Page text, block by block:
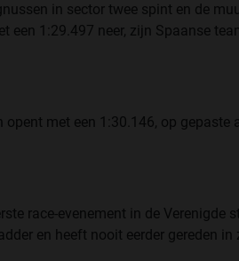
in sector twee spint en de
een 1:29.497 neer, zijn Spaanse
met een 1:30.146, op gepaste
race-evenement in de Verenigde
en heeft nooit eerder gereden in